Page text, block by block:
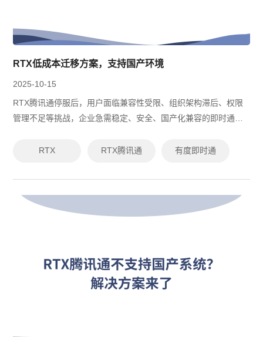
RTX低成本迁移方案，支持国产环境
2025-10-15
RTX腾讯通停服后，用户面临兼容性受限、组织架构滞后、权限
管理不足等挑战，企业急需稳定、安全、国产化兼容的即时通讯
无缝迁移、并行使用、多端适配...
RTX RTX腾讯通 有度即时通